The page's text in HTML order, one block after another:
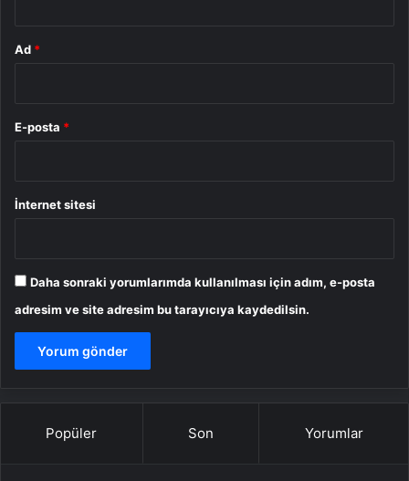
Ad *
E-posta *
İnternet sitesi
Daha sonraki yorumlarımda kullanılması için adım, e-posta
adresim ve site adresim bu tarayıcıya kaydedilsin.
Popüler Son Yorumlar